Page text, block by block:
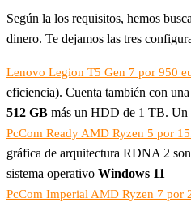
Según la los requisitos, hemos
dinero. Te dejamos las tres
Lenovo Legion T5 Gen 7 por 950
eficiencia). Cuenta también con una
512 GB más un HDD de 1 TB. Un
PcCom Ready AMD Ryzen 5 por
gráfica de arquitectura RDNA 2
sistema operativo Windows 11
PcCom Imperial AMD Ryzen 7 por